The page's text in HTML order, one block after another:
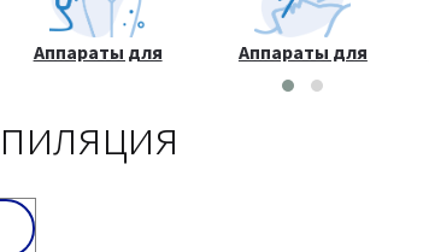
Аппараты для
Аппараты для
лазерных процедур